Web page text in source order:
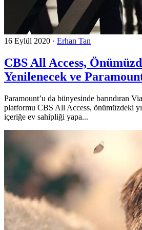
16 Eylül 2020 · Erhan Tan
CBS All Access,
Yenilenecek ve
Paramount’u da bünyesinde barındıran
platformu CBS All Access, önümüzdeki
içeriğe ev sahipliği yapa...